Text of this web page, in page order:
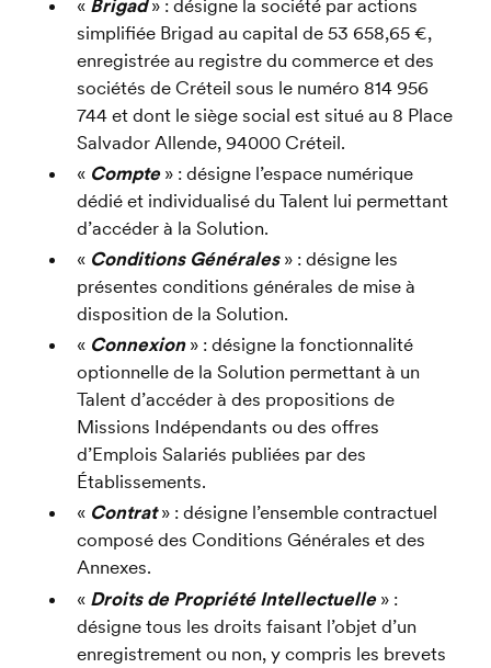
« Brigad » : désigne la société par actions
simplifiée Brigad au capital de 53 658,65 €,
enregistrée au registre du commerce et des
sociétés de Créteil sous le numéro 814 956
744 et dont le siège social est situé au 8 Place
Salvador Allende, 94000 Créteil.
« Compte » : désigne l’espace numérique
dédié et individualisé du Talent lui permettant
d’accéder à la Solution.
« Conditions Générales » : désigne les
présentes conditions générales de mise à
disposition de la Solution.
« Connexion » : désigne la fonctionnalité
optionnelle de la Solution permettant à un
Talent d’accéder à des propositions de
Missions Indépendants ou des offres
d’Emplois Salariés publiées par des
Établissements.
« Contrat » : désigne l’ensemble contractuel
composé des Conditions Générales et des
Annexes.
« Droits de Propriété Intellectuelle » :
désigne tous les droits faisant l’objet d’un
enregistrement ou non, y compris les brevets